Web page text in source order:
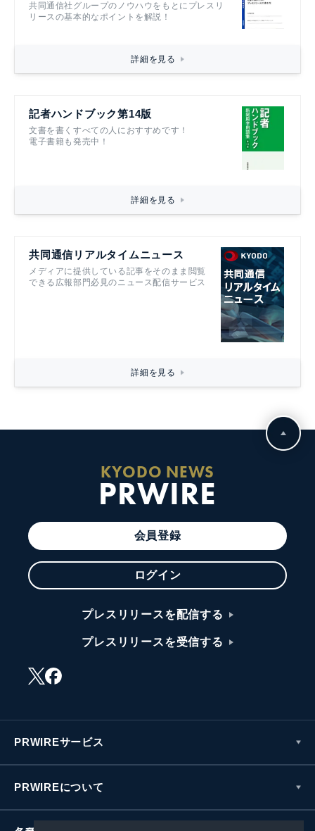
共同通信社グループのノウハウをもとにプレスリ
リースの基本的なポイントを解説！
詳細を見る
記者ハンドブック第14版
文書を書くすべての人におすすめです！
電子書籍も発売中！
詳細を見る
共同通信リアルタイムニュース
メディアに提供している記事をそのまま閲覧
できる広報部門必見のニュース配信サービス
詳細を見る
KYODO NEWS
PRWIRE
会員登録
ログイン
プレスリリースを配信する
プレスリリースを受信する
PRWIREサービス
PRWIREについて